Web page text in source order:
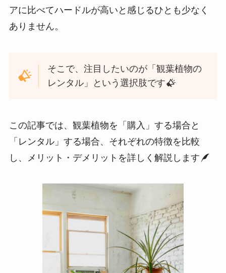
アに比べてハードルが高いと感じるひとも少なく
ありません。
そこで、注目したいのが「観葉植物の
レンタル」という選択肢です
この記事では、観葉植物を「購入」する場合と
「レンタル」する場合、それぞれの特徴を比較
し、メリット・デメリットを詳しく解説します